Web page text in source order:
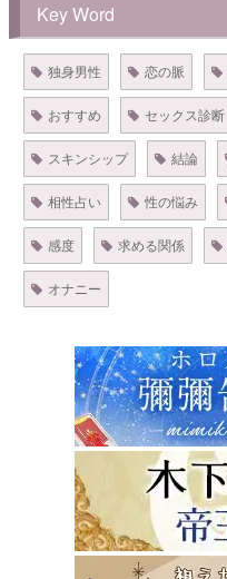
Key Word
独身男性 恋の脈
おすすめ セックス診断
スキンシップ 結論
相性占い 性の悩み
感度 求める関係
オナニー